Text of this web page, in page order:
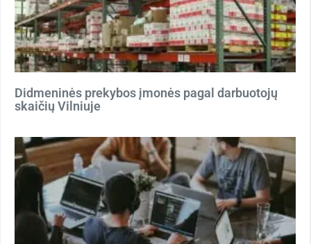
Didmeninės prekybos įmonės pagal darbuotojų
skaičių Vilniuje